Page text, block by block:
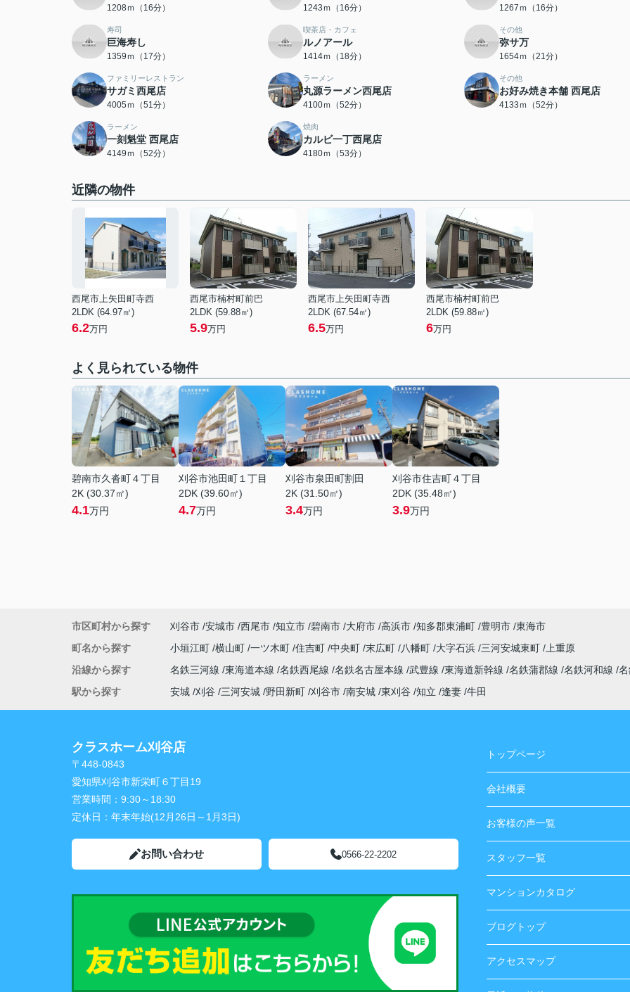
1208ｍ（16分） 1243ｍ（16分） 1267ｍ（16分）
寿司
巨海寿し
1359ｍ（17分）
喫茶店・カフェ
ルノアール
1414ｍ（18分）
その他
弥サ万
1654ｍ（21分）
ファミリーレストラン
サガミ西尾店
4005ｍ（51分）
ラーメン
丸源ラーメン西尾店
4100ｍ（52分）
その他
お好み焼き本舗 西尾店
4133ｍ（52分）
ラーメン
一刻魁堂 西尾店
4149ｍ（52分）
焼肉
カルビ一丁西尾店
4180ｍ（53分）
近隣の物件
西尾市上矢田町寺西
2LDK (64.97㎡)
6.2万円
西尾市楠村町前巴
2LDK (59.88㎡)
5.9万円
西尾市上矢田町寺西
2LDK (67.54㎡)
6.5万円
西尾市楠村町前巴
2LDK (59.88㎡)
6万円
よく見られている物件
碧南市久沓町４丁目
2K (30.37㎡)
4.1万円
刈谷市池田町１丁目
2DK (39.60㎡)
4.7万円
刈谷市泉田町割田
2K (31.50㎡)
3.4万円
刈谷市住吉町４丁目
2DK (35.48㎡)
3.9万円
市区町村から探す 刈谷市 安城市 西尾市 知立市 碧南市 大府市 高浜市 知多郡東浦町 豊明市 東海市
町名から探す
小垣江町 横山町 一ツ木町 住吉町 中央町 末広町 八幡町 大字石浜 三河安城東町
上重原
沿線から探す
名鉄三河線 東海道本線 名鉄西尾線 名鉄名古屋本線 武豊線 東海道新幹線 名鉄蒲郡線 名鉄河和線
駅から探す
安城 刈谷 三河安城 野田新町 刈谷市 南安城 東刈谷 知立 逢妻 牛田
クラスホーム刈谷店
〒448-0843
愛知県刈谷市新栄町６丁目19
営業時間： 9:30～18:30
定休日： 年末年始(12月26日～1月3日)
お問い合わせ 0566-22-2202
トップページ
会社概要
お客様の声一覧
スタッフ一覧
マンションカタログ
ブログトップ
アクセスマップ